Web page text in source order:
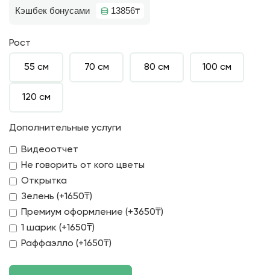
Кэшбек бонусами 13856₸
Рост
55 см 70 см 80 см 100 см
120 см
Дополнительные услуги
Видеоотчет
Не говорить от кого цветы
Открытка
Зелень (+1650₸)
Премиум оформление (+3650₸)
1 шарик (+1650₸)
Раффаэлло (+1650₸)